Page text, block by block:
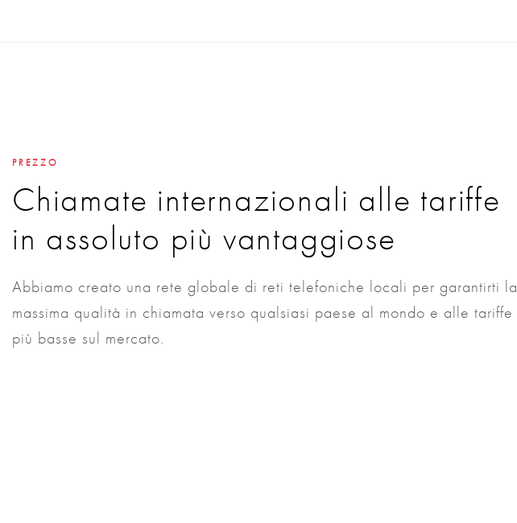
PREZZO
Chiamate internazionali alle tariffe
in assoluto più vantaggiose
Abbiamo creato una rete globale di reti telefoniche locali per garantirti la
massima qualità in chiamata verso qualsiasi paese al mondo e alle tariffe
più basse sul mercato.